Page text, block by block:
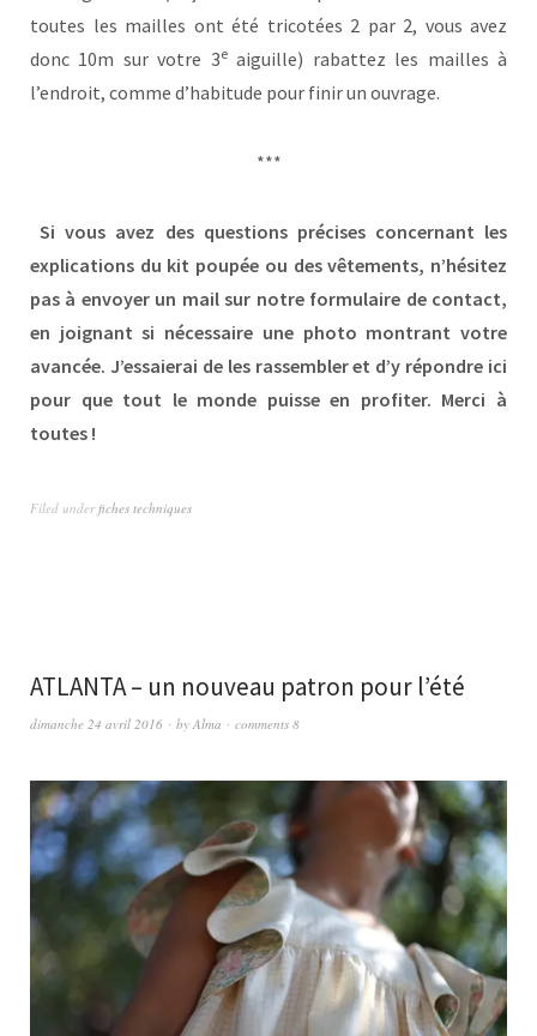
toutes les mailles ont été tricotées 2 par 2, vous avez
donc 10m sur votre 3eaiguille) rabattez les mailles à
l’endroit, comme d’habitude pour finir un ouvrage.
***
Si vous avez des questions précises concernant les
explications du kit poupée ou des vêtements, n’hésitez
pas à envoyer un mail sur notre formulaire de contact,
en joignant si nécessaire une photo montrant votre
avancée. J’essaierai de les rassembler et d’y répondre ici
pour que tout le monde puisse en profiter. Merci à
toutes !
Filed underfiches techniques
ATLANTA – un nouveau patron pour l’été
dimanche 24 avril 2016 by Alma comments 8